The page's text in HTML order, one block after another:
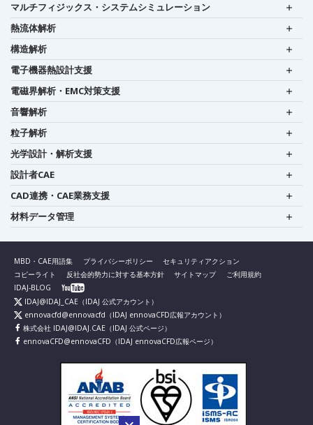
マルチフィジックス・システムシミュレーション
熱流体解析
構造解析
電子機器熱設計支援
電磁界解析・EMC対策支援
音響解析
粒子解析
光学設計・解析支援
設計者CAE
CAD連携・CAE業務支援
材料データ管理
MBD・CAE用語集 プライバシーポリシー
セキュリティアクション
コピーライト
反社会的勢力に対する基本方針 サイトマップ
ご利用規約
IDAJ-BLOG
IDAJ@IDAJ_CAE （IDAJ 公式アカウント）
ennovacfd@ennovacfd （IDAJ ennovaCFD広報アカウント）
株式会社 IDAJ@IDAJ.CAE （IDAJ 公式ページ）
ennovaCFD@ennovaCFD （IDAJ ennovaCFD広報ページ）